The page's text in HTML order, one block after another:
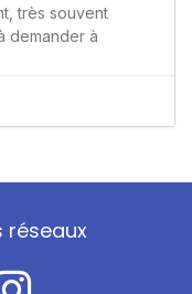
très souvent
demander à
réseaux